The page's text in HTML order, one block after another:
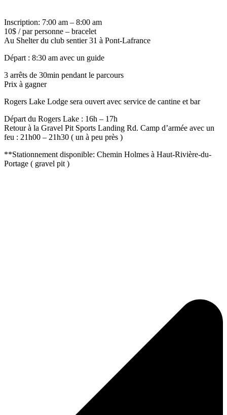
Inscription: 7:00 am – 8:00 am
10$ / par personne – bracelet
Au Shelter du club sentier 31 à Pont-Lafrance
Départ : 8:30 am avec un guide
3 arrêts de 30min pendant le parcours
Prix à gagner
Rogers Lake Lodge sera ouvert avec service de cantine et bar
Départ du Rogers Lake : 16h – 17h
Retour à la Gravel Pit Sports Landing Rd. Camp d’armée avec un
feu : 21h00 – 21h30 ( un à peu près )
**Stationnement disponible: Chemin Holmes à Haut-Rivière-du-
Portage ( gravel pit )